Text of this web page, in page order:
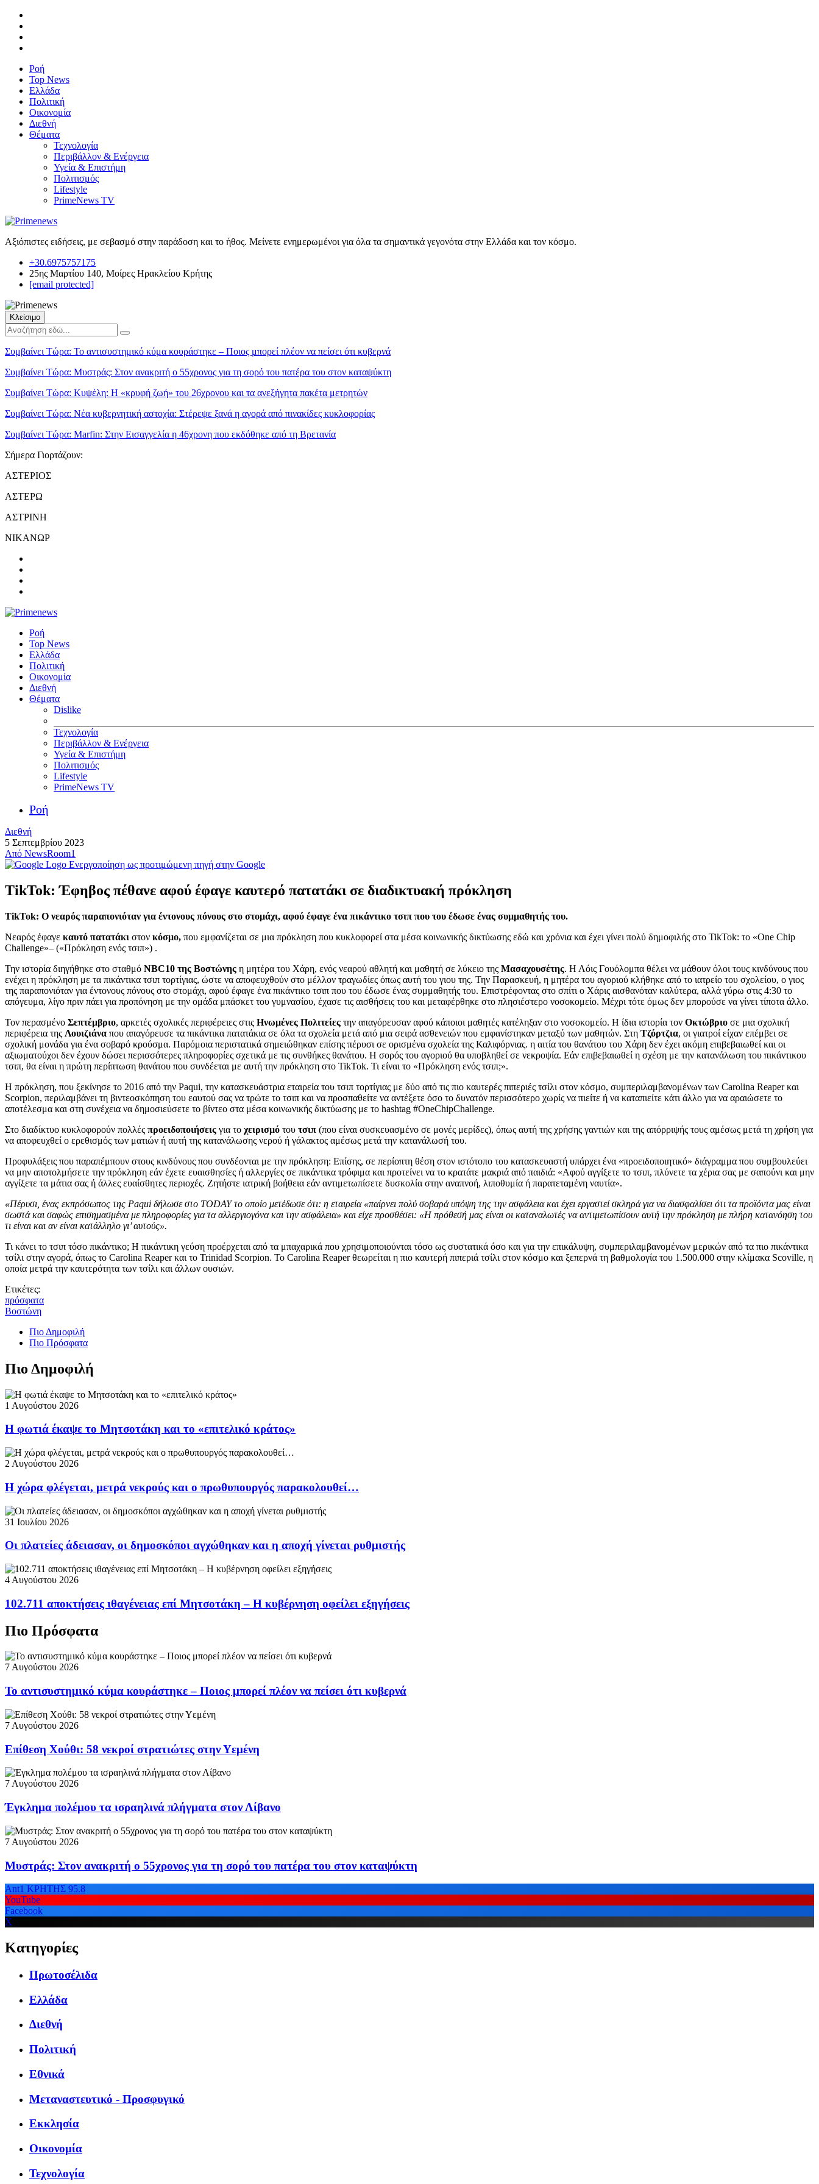
Ροή
Top News
Ελλάδα
Πολιτική
Οικονομία
Διεθνή
Θέματα
Τεχνολογία
Περιβάλλον & Ενέργεια
Υγεία & Επιστήμη
Πολιτισμός
Lifestyle
PrimeNews TV
Αξιόπιστες ειδήσεις, με σεβασμό στην παράδοση και το ήθος. Μείνετε ενημερωμένοι για όλα τα σημαντικά γεγονότα στην Ελλάδα και τον κόσμο.
+30.6975757175
25ης Μαρτίου 140, Μοίρες Ηρακλείου Κρήτης
[email protected]
Κλείσιμο
Συμβαίνει Τώρα: Το αντισυστημικό κύμα κουράστηκε – Ποιος μπορεί πλέον να πείσει ότι κυβερνά
Συμβαίνει Τώρα: Μυστράς: Στον ανακριτή ο 55χρονος για τη σορό του πατέρα του στον καταψύκτη
Συμβαίνει Τώρα: Κυψέλη: Η «κρυφή ζωή» του 26χρονου και τα ανεξήγητα πακέτα μετρητών
Συμβαίνει Τώρα: Νέα κυβερνητική αστοχία: Στέρεψε ξανά η αγορά από πινακίδες κυκλοφορίας
Συμβαίνει Τώρα: Marfin: Στην Εισαγγελία η 46χρονη που εκδόθηκε από τη Βρετανία
Σήμερα Γιορτάζουν:
ΑΣΤΕΡΙΟΣ
ΑΣΤΕΡΩ
ΑΣΤΡΙΝΗ
ΝΙΚΑΝΩΡ
Ροή
Top News
Ελλάδα
Πολιτική
Οικονομία
Διεθνή
Θέματα
Dislike
Τεχνολογία
Περιβάλλον & Ενέργεια
Υγεία & Επιστήμη
Πολιτισμός
Lifestyle
PrimeNews TV
Ροή
Διεθνή
5 Σεπτεμβρίου 2023
Από NewsRoom1
Ενεργοποίηση ως προτιμώμενη πηγή στην Google
TikTok: Έφηβος πέθανε αφού έφαγε καυτερό πατατάκι σε διαδικτυακή πρόκληση
TikTok: Ο νεαρός παραπονιόταν για έντονους πόνους στο στομάχι, αφού έφαγε ένα πικάντικο τσιπ που του έδωσε ένας συμμαθητής του.
Nεαρός έφαγε καυτό πατατάκι στον κόσμο, που εμφανίζεται σε μια πρόκληση που κυκλοφορεί στα μέσα κοινωνικής δικτύωσης εδώ και χρόνια και έχει γίνει πολύ δημοφιλής στο TikTok: το «One Chip
Challenge»– («Πρόκληση ενός τσιπ») .
Την ιστορία διηγήθηκε στο σταθμό NBC10 της Βοστώνης η μητέρα του Χάρη, ενός νεαρού αθλητή και μαθητή σε λύκειο της Μασαχουσέτης. Η Λόις Γουόλομπα θέλει να μάθουν όλοι τους κινδύνους που
ενέχει η πρόκληση με τα πικάντικα τσιπ τορτίγιας, ώστε να αποφευχθούν στο μέλλον τραγωδίες όπως αυτή του γιου της. Την Παρασκευή, η μητέρα του αγοριού κλήθηκε από το ιατρείο του σχολείου, ο γιος
της παραπονιόταν για έντονους πόνους στο στομάχι, αφού έφαγε ένα πικάντικο τσιπ που του έδωσε ένας συμμαθητής του. Επιστρέφοντας στο σπίτι ο Χάρις αισθανόταν καλύτερα, αλλά γύρω στις 4:30 το
απόγευμα, λίγο πριν πάει για προπόνηση με την ομάδα μπάσκετ του γυμνασίου, έχασε τις αισθήσεις του και μεταφέρθηκε στο πλησιέστερο νοσοκομείο. Μέχρι τότε όμως δεν μπορούσε να γίνει τίποτα άλλο.
Τον περασμένο Σεπτέμβριο, αρκετές σχολικές περιφέρειες στις Ηνωμένες Πολιτείες την απαγόρευσαν αφού κάποιοι μαθητές κατέληξαν στο νοσοκομείο. Η ίδια ιστορία τον Οκτώβριο σε μια σχολική
περιφέρεια της Λουιζιάνα που απαγόρευσε τα πικάντικα πατατάκια σε όλα τα σχολεία μετά από μια σειρά ασθενειών που εμφανίστηκαν μεταξύ των μαθητών. Στη Τζόρτζια, οι γιατροί είχαν επέμβει σε
σχολική μονάδα για ένα σοβαρό κρούσμα. Παρόμοια περιστατικά σημειώθηκαν επίσης πέρυσι σε ορισμένα σχολεία της Καλιφόρνιας. η αιτία του θανάτου του Χάρη δεν έχει ακόμη επιβεβαιωθεί και οι
αξιωματούχοι δεν έχουν δώσει περισσότερες πληροφορίες σχετικά με τις συνθήκες θανάτου. Η σορός του αγοριού θα υποβληθεί σε νεκροψία. Εάν επιβεβαιωθεί η σχέση με την κατανάλωση του πικάντικου
τσιπ, θα είναι η πρώτη περίπτωση θανάτου που συνδέεται με αυτή την πρόκληση στο TikTok. Τι είναι το «Πρόκληση ενός τσιπ;».
Η πρόκληση, που ξεκίνησε το 2016 από την Paqui, την κατασκευάστρια εταιρεία του τσιπ τορτίγιας με δύο από τις πιο καυτερές πιπεριές τσίλι στον κόσμο, συμπεριλαμβανομένων των Carolina Reaper και
Scorpion, περιλαμβάνει τη βιντεοσκόπηση του εαυτού σας να τρώτε το τσιπ και να προσπαθείτε να αντέξετε όσο το δυνατόν περισσότερο χωρίς να πιείτε ή να καταπιείτε κάτι άλλο για να αραιώσετε το
αποτέλεσμα και στη συνέχεια να δημοσιεύσετε το βίντεο στα μέσα κοινωνικής δικτύωσης με το hashtag #OneChipChallenge.
Στο διαδίκτυο κυκλοφορούν πολλές προειδοποιήσεις για το χειρισμό του τσιπ (που είναι συσκευασμένο σε μονές μερίδες), όπως αυτή της χρήσης γαντιών και της απόρριψής τους αμέσως μετά τη χρήση για
να αποφευχθεί ο ερεθισμός των ματιών ή αυτή της κατανάλωσης νερού ή γάλακτος αμέσως μετά την κατανάλωσή του.
Προφυλάξεις που παραπέμπουν στους κινδύνους που συνδέονται με την πρόκληση: Επίσης, σε περίοπτη θέση στον ιστότοπο του κατασκευαστή υπάρχει ένα «προειδοποιητικό» διάγραμμα που συμβουλεύει
να μην αποτολμήσετε την πρόκληση εάν έχετε ευαισθησίες ή αλλεργίες σε πικάντικα τρόφιμα και προτείνει να το κρατάτε μακριά από παιδιά: «Αφού αγγίξετε το τσιπ, πλύνετε τα χέρια σας με σαπούνι και μην
αγγίξετε τα μάτια σας ή άλλες ευαίσθητες περιοχές. Ζητήστε ιατρική βοήθεια εάν αντιμετωπίσετε δυσκολία στην αναπνοή, λιποθυμία ή παρατεταμένη ναυτία».
«Πέρυσι, ένας εκπρόσωπος της Paqui δήλωσε στο TODAY το οποίο μετέδωσε ότι: η εταιρεία «παίρνει πολύ σοβαρά υπόψη της την ασφάλεια και έχει εργαστεί σκληρά για να διασφαλίσει ότι τα προϊόντα μας είναι
σωστά και σαφώς επισημασμένα με πληροφορίες για τα αλλεργιογόνα και την ασφάλεια» και είχε προσθέσει: «Η πρόθεσή μας είναι οι καταναλωτές να αντιμετωπίσουν αυτή την πρόκληση με πλήρη κατανόηση του
τι είναι και αν είναι κατάλληλο γι’ αυτούς».
Τι κάνει το τσιπ τόσο πικάντικο; Η πικάντικη γεύση προέρχεται από τα μπαχαρικά που χρησιμοποιούνται τόσο ως συστατικά όσο και για την επικάλυψη, συμπεριλαμβανομένων μερικών από τα πιο πικάντικα
τσίλι στην αγορά, όπως το Carolina Reaper και το Trinidad Scorpion. Το Carolina Reaper θεωρείται η πιο καυτερή πιπεριά τσίλι στον κόσμο και ξεπερνά τη βαθμολογία του 1.500.000 στην κλίμακα Scoville, η
οποία μετρά την καυτερότητα των τσίλι και άλλων ουσιών.
Ετικέτες:
πρόσφατα
Βοστώνη
Πιο Δημοφιλή
Πιο Πρόσφατα
Πιο Δημοφιλή
1 Αυγούστου 2026
Η φωτιά έκαψε το Μητσοτάκη και το «επιτελικό κράτος»
2 Αυγούστου 2026
Η χώρα φλέγεται, μετρά νεκρούς και ο πρωθυπουργός παρακολουθεί…
31 Ιουλίου 2026
Οι πλατείες άδειασαν, οι δημοσκόποι αγχώθηκαν και η αποχή γίνεται ρυθμιστής
4 Αυγούστου 2026
102.711 αποκτήσεις ιθαγένειας επί Μητσοτάκη – Η κυβέρνηση οφείλει εξηγήσεις
Πιο Πρόσφατα
7 Αυγούστου 2026
Το αντισυστημικό κύμα κουράστηκε – Ποιος μπορεί πλέον να πείσει ότι κυβερνά
7 Αυγούστου 2026
Επίθεση Χούθι: 58 νεκροί στρατιώτες στην Υεμένη
7 Αυγούστου 2026
Έγκλημα πολέμου τα ισραηλινά πλήγματα στον Λίβανο
7 Αυγούστου 2026
Μυστράς: Στον ανακριτή ο 55χρονος για τη σορό του πατέρα του στον καταψύκτη
Ant1 ΚΡΗΤΗΣ 95.8
YouTube
Facebook
X
Κατηγορίες
Πρωτοσέλιδα
Ελλάδα
Διεθνή
Πολιτική
Εθνικά
Μεταναστευτικό - Προσφυγικό
Εκκλησία
Οικονομία
Τεχνολογία